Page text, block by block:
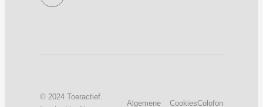
© 2024 Toeractief.
Algemene
CookiesColofon